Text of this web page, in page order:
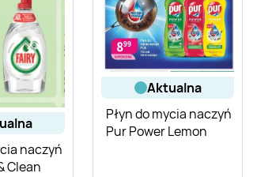
naczyń
Clean
aktualna
Płyn do mycia naczyń
Pur Power Lemon